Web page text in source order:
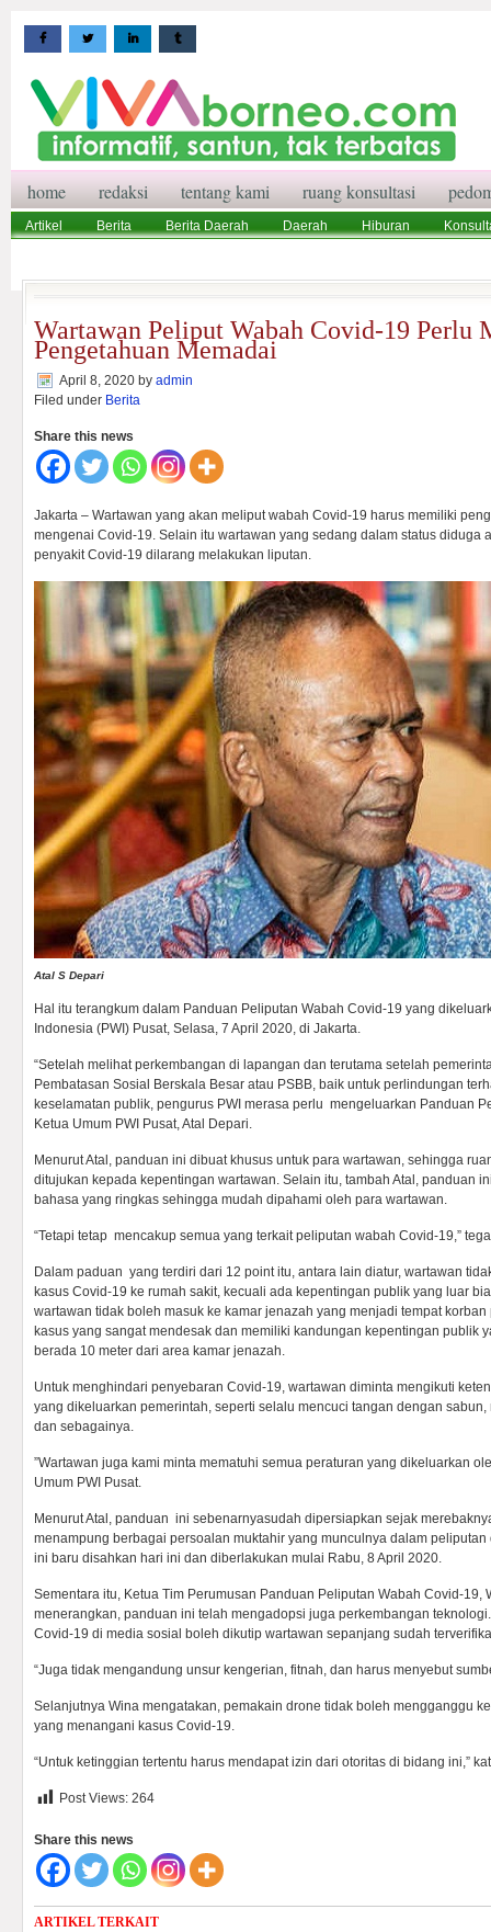
home redaksi tentang kami ruang konsultasi
Artikel Berita Berita Daerah Daerah Hiburan
Wartawan Peliput Wabah Covid-19 Perlu
Pengetahuan Memadai
April 8, 2020 by admin
Filed under Berita
Share this news
Jakarta – Wartawan yang akan meliput wabah Covid-19 harus memiliki
mengenai Covid-19. Selain itu wartawan yang sedang dalam status diduga
penyakit Covid-19 dilarang melakukan liputan.
Atal S Depari
Hal itu terangkum dalam Panduan Peliputan Wabah Covid-19 yang
Indonesia (PWI) Pusat, Selasa, 7 April 2020, di Jakarta.
“Setelah melihat perkembangan di lapangan dan terutama setelah
Pembatasan Sosial Berskala Besar atau PSBB, baik untuk perlindungan
keselamatan publik, pengurus PWI merasa perlu mengeluarkan Panduan
Ketua Umum PWI Pusat, Atal Depari.
Menurut Atal, panduan ini dibuat khusus untuk para wartawan, sehingga
ditujukan kepada kepentingan wartawan. Selain itu, tambah Atal, panduan
bahasa yang ringkas sehingga mudah dipahami oleh para wartawan.
“Tetapi tetap mencakup semua yang terkait peliputan wabah Covid-19,”
Dalam paduan yang terdiri dari 12 point itu, antara lain diatur, wartawan
kasus Covid-19 ke rumah sakit, kecuali ada kepentingan publik yang luar
wartawan tidak boleh masuk ke kamar jenazah yang menjadi tempat
kasus yang sangat mendesak dan memiliki kandungan kepentingan publik
berada 10 meter dari area kamar jenazah.
Untuk menghindari penyebaran Covid-19, wartawan diminta mengikuti
yang dikeluarkan pemerintah, seperti selalu mencuci tangan dengan
dan sebagainya.
”Wartawan juga kami minta mematuhi semua peraturan yang dikeluarkan
Umum PWI Pusat.
Menurut Atal, panduan ini sebenarnyasudah dipersiapkan sejak
menampung berbagai persoalan muktahir yang munculnya dalam
ini baru disahkan hari ini dan diberlakukan mulai Rabu, 8 April 2020.
Sementara itu, Ketua Tim Perumusan Panduan Peliputan Wabah Covid-19,
menerangkan, panduan ini telah mengadopsi juga perkembangan
Covid-19 di media sosial boleh dikutip wartawan sepanjang sudah
“Juga tidak mengandung unsur kengerian, fitnah, dan harus menyebut
Selanjutnya Wina mengatakan, pemakain drone tidak boleh mengganggu
yang menangani kasus Covid-19.
“Untuk ketinggian tertentu harus mendapat izin dari otoritas di bidang ini,”
Post Views: 264
Share this news
ARTIKEL TERKAIT